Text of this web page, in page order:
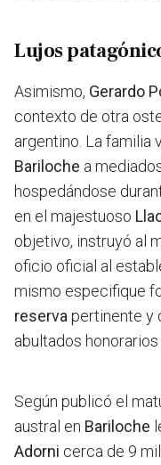
Lujos
Asimismo, Gerardo
contexto de otra
argentino. La familia
Bariloche a
hospedándose
en el majestuoso
objetivo, instruyó al
oficio oficial al
mismo especifique
reserva pertinente y
abultados
Según publicó el
austral en Bariloche
Adorni cerca de 9